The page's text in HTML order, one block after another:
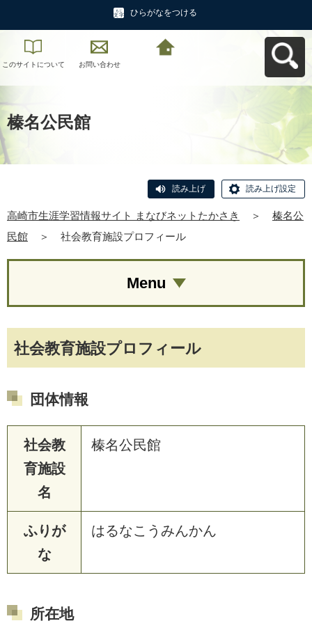
ひらがなをつける
このサイトについて お問い合わせ
榛名公民館
読み上げ 読み上げ設定
高崎市生涯学習情報サイト まなびネットたかさき ＞
榛名公
民館
＞ 社会教育施設プロフィール
社会教育施設プロフィール
団体情報
社会教
育施設
名
榛名公民館
ふりが
な
はるなこうみんかん
所在地
Menu